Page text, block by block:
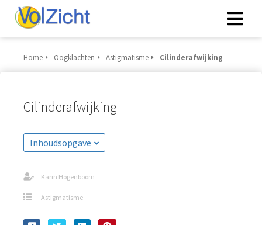
Home Oogklachten Astigmatisme Cilinderafwijking
Cilinderafwijking
Inhoudsopgave
Karin Hogenboom
Astigmatisme